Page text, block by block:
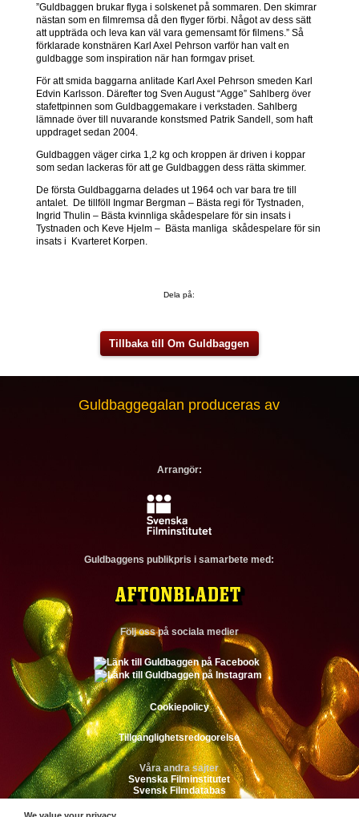
”Guldbaggen brukar flyga i solskenet på sommaren. Den skimrar
nästan som en filmremsa då den flyger förbi. Något av dess sätt
att uppträda och leva kan väl vara gemensamt för filmens.” Så
förklarade konstnären Karl Axel Pehrson varför han valt en
guldbagge som inspiration när han formgav priset.
För att smida baggarna anlitade Karl Axel Pehrson smeden Karl
Edvin Karlsson. Därefter tog Sven August “Agge” Sahlberg över
stafettpinnen som Guldbaggemakare i verkstaden. Sahlberg
lämnade över till nuvarande konstsmed Patrik Sandell, som haft
uppdraget sedan 2004.
Guldbaggen väger cirka 1,2 kg och kroppen är driven i koppar
som sedan lackeras för att ge Guldbaggen dess rätta skimmer.
De första Guldbaggarna delades ut 1964 och var bara tre till
antalet. De tillföll Ingmar Bergman – Bästa regi för Tystnaden,
Ingrid Thulin – Bästa kvinnliga skådespelare för sin insats i
Tystnaden och Keve Hjelm – Bästa manliga skådespelare för sin
insats i Kvarteret Korpen.
Dela på:
Tillbaka till Om Guldbaggen
Guldbaggegalan produceras av
Arrangör:
Guldbaggens publikpris i samarbete med:
Följ oss på sociala medier
Cookiepolicy
Tillganglighetsredogorelse
Våra andra sajter
Svenska Filminstitutet
Svensk Filmdatabas